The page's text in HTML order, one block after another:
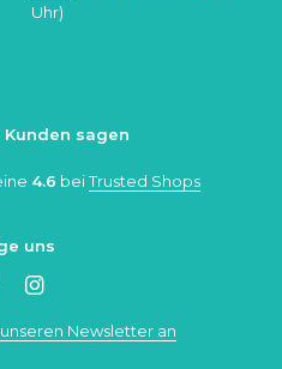
Uhr)
sagen
4.6 beiTrusted Shops
uns
Newsletter an